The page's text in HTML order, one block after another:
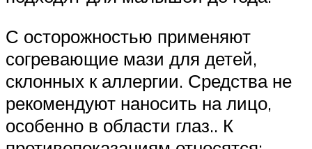
С осторожностью применяют
согревающие мази для детей,
склонных к аллергии. Средства не
рекомендуют наносить на лицо,
особенно в области глаз.. К